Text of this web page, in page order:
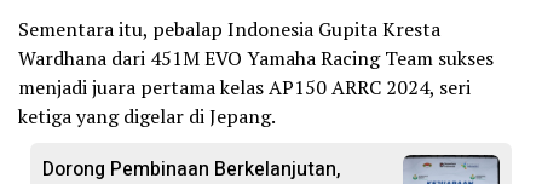
Sementara itu, pebalap Indonesia Gupita Kresta
Wardhana dari 451M EVO Yamaha Racing Team sukses
menjadi juara pertama kelas AP150 ARRC 2024, seri
ketiga yang digelar di Jepang.
Dorong Pembinaan Berkelanjutan,